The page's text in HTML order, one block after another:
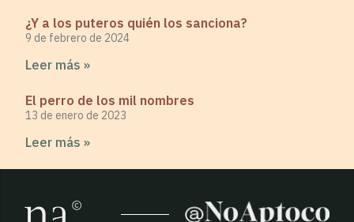
¿Y a los puteros quién los sanciona?
9 de febrero de 2024
Leer más »
El perro de los mil nombres
13 de enero de 2023
Leer más »